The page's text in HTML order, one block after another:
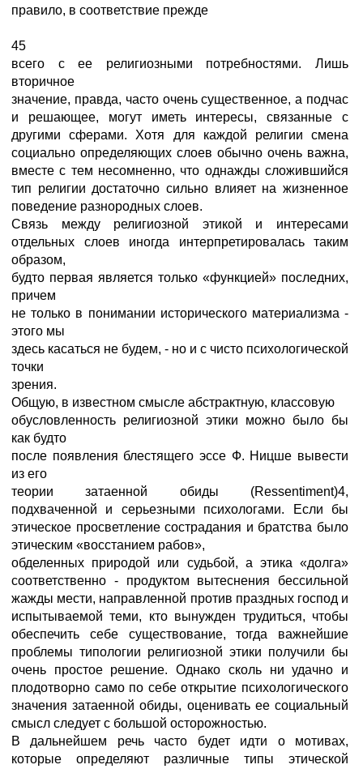
правило, в соответствие прежде
45
всего с ее религиозными потребностями. Лишь
вторичное
значение, правда, часто очень существенное, а подчас
и решающее, могут иметь интересы, связанные с
другими сферами. Хотя для каждой религии смена
социально определяющих слоев обычно очень важна,
вместе с тем несомненно, что однажды сложившийся
тип религии достаточно сильно влияет на жизненное
поведение разнородных слоев.
Связь между религиозной этикой и интересами
отдельных слоев иногда интерпретировалась таким
образом,
будто первая является только «функцией» последних,
причем
не только в понимании исторического материализма -
этого мы
здесь касаться не будем, - но и с чисто психологической
точки
зрения.
Общую, в известном смысле абстрактную, классовую
обусловленность религиозной этики можно было бы
как будто
после появления блестящего эссе Ф. Ницше вывести
из его
теории затаенной обиды (Ressentiment)4,
подхваченной и серьезными психологами. Если бы
этическое просветление сострадания и братства было
этическим «восстанием рабов»,
обделенных природой или судьбой, а этика «долга»
соответственно - продуктом вытеснения бессильной
жажды мести, направленной против праздных господ и
испытываемой теми, кто вынужден трудиться, чтобы
обеспечить себе существование, тогда важнейшие
проблемы типологии религиозной этики получили бы
очень простое решение. Однако сколь ни удачно и
плодотворно само по себе открытие психологического
значения затаенной обиды, оценивать ее социальный
смысл следует с большой осторожностью.
В дальнейшем речь часто будет идти о мотивах,
которые определяют различные типы этической